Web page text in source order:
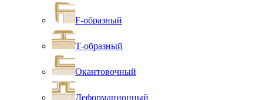
F-образный
Т-образный
Окантовочный
Деформационный